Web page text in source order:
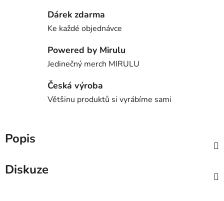
Dárek zdarma
Ke každé objednávce
Powered by Mirulu
Jedinečný merch MIRULU
Česká výroba
Většinu produktů si vyrábíme sami
Popis
Diskuze